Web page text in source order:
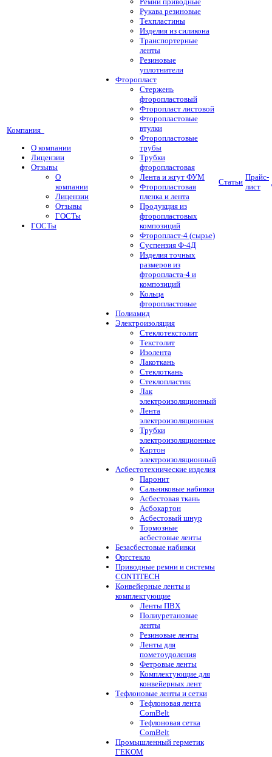
Компания
О компании
Лицензии
Отзывы
О
компании
Лицензии
Отзывы
ГОСТы
ГОСТы
Рукава резиновые
Техпластины
Изделия из силикона
Транспортерные
ленты
Резиновые
уплотнители
Фторопласт
Стержень
фторопластовый
Фторопласт листовой
Фторопластовые
втулки
Фторопластовые
трубы
Трубки
фторопластовая
Лента и жгут ФУМ
Фторопластовая
пленка и лента
Продукция из
фторопластовых
композиций
Фторопласт-4 (сырье)
Суспензия Ф-4Д
Изделия точных
размеров из
фторопласта-4 и
композиций
Кольца
фторопластовые
Полиамид
Электроизоляция
Стеклотекстолит
Текстолит
Изолента
Лакоткань
Стеклоткань
Стеклопластик
Лак
электроизоляционный
Лента
электроизоляционная
Трубки
электроизоляционные
Картон
электроизоляционный
Асбестотехнические изделия
Паронит
Сальниковые набивки
Асбестовая ткань
Асбокартон
Асбестовый шнур
Тормозные
асбестовые ленты
Безасбестовые набивки
Оргстекло
Приводные ремни и системы
CONTITECH
Конвейерные ленты и
комплектующие
Ленты ПВХ
Полиуретановые
ленты
Резиновые ленты
Ленты для
пометоудоления
Фетровые ленты
Комплектующие для
конвейерных лент
Тефлоновые ленты и сетки
Тефлоновая лента
ComBelt
Тефлоновая сетка
ComBelt
Промышленный герметик
ГЕКОМ
Статьи
Прайс-
лист